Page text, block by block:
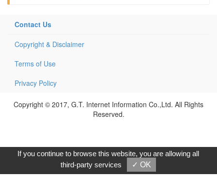
Contact Us
Copyright & Disclaimer
Terms of Use
Privacy Policy
Copyright © 2017, G.T. Internet Information Co.,Ltd. All Rights
Reserved.
If you continue to browse this website, you are allowing all
third-party services
✓ OK